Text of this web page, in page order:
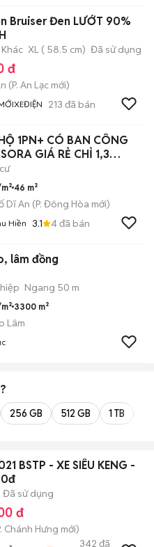
Bruiser Đen LƯỚT 90%
Khác XL ( 58.5 cm) Đã sử dụng
đ
(P. An Lạc mới)
213 đã bán
1PN+ CÓ BAN CÔNG
GIÁ RẺ CHỈ 1,3
46 m²
Dĩ An (P. Đông Hòa mới)
Hiền 3.1 4đã bán
lâm đồng
Ngang 50 m
3300 m²
Lâm
256 GB 512 GB 1 TB
BSTP - XE SIÊU KENG -
Đã sử dụng
đ
Chánh Hưng mới)
342 đã